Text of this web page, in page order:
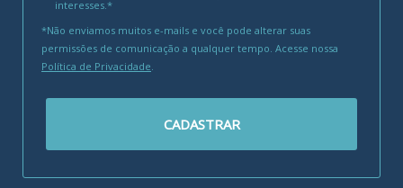
interesses.*
*Não enviamos muitos e-mails e você pode alterar suas
permissões de comunicação a qualquer tempo. Acesse nossa
Política de Privacidade.
CADASTRAR